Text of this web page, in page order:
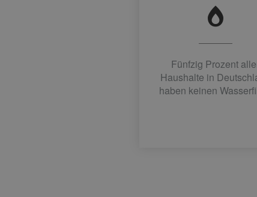
Fünfzig Prozent
Haushalte in
haben keinen